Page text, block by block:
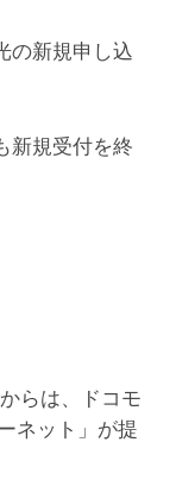
の新規申し込
新規受付を終
らは、ドコモ
ネット」が提